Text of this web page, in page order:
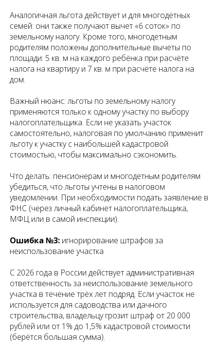
Аналогичная льгота действует и для многодетных
семей: они также получают вычет «6 соток» по
земельному налогу. Кроме того, многодетным
родителям положены дополнительные вычеты по
площади: 5 кв. м на каждого ребёнка при расчёте
налога на квартиру и 7 кв. м при расчёте налога на
дом.
Важный нюанс: льготы по земельному налогу
применяются только к одному участку по выбору
налогоплательщика. Если не указать участок
самостоятельно, налоговая по умолчанию применит
льготу к участку с наибольшей кадастровой
стоимостью, чтобы максимально сэкономить.
Что делать: пенсионерам и многодетным родителям
убедиться, что льготы учтены в налоговом
уведомлении. При необходимости подать заявление в
ФНС (через личный кабинет налогоплательщика,
МФЦ или в самой инспекции).
Ошибка №3: игнорирование штрафов за
неиспользование участка
С 2026 года в России действует административная
ответственность за неиспользование земельного
участка в течение трёх лет подряд. Если участок не
используется для садоводства или дачного
строительства, владельцу грозит штраф от 20 000
рублей или от 1% до 1,5% кадастровой стоимости
(берётся большая сумма).